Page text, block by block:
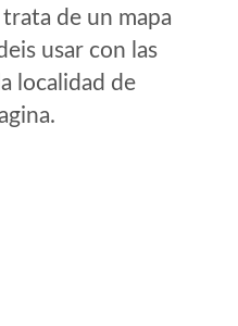
de un mapa
usar con las
localidad de